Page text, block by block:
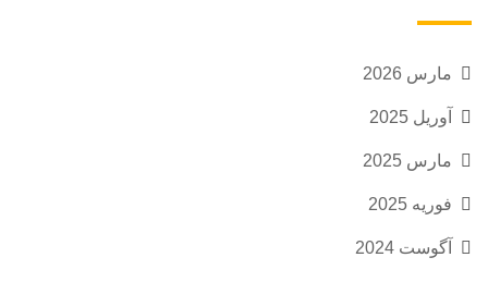
مارس 2026
آوریل 2025
مارس 2025
فوریه 2025
آگوست 2024